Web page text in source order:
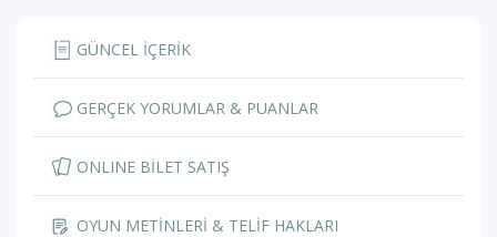
GÜNCEL İÇERİK
GERÇEK YORUMLAR & PUANLAR
ONLINE BİLET SATIŞ
OYUN METİNLERİ & TELİF HAKLARI